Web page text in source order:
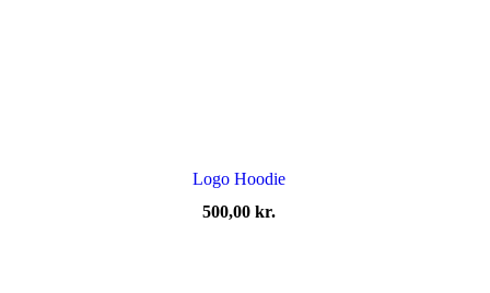
Logo Hoodie
500,00 kr.